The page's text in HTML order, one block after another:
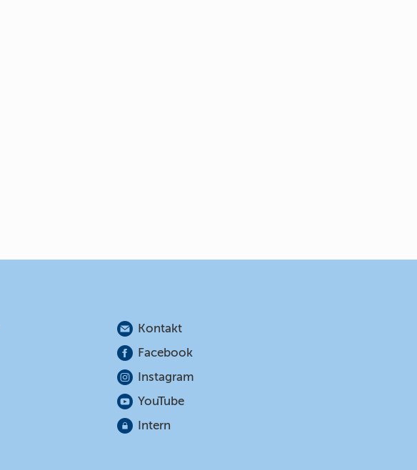
Kontakt
Facebook
Instagram
YouTube
Intern